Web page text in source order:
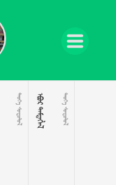
   
 